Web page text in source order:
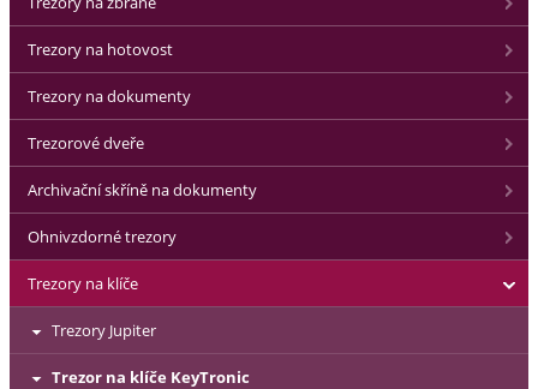
Trezory na hotovost
Trezory na dokumenty
Trezorové dveře
Archivační skříně na dokumenty
Ohnivzdorné trezory
Trezory na klíče
Trezory Jupiter
Trezor na klíče KeyTronic